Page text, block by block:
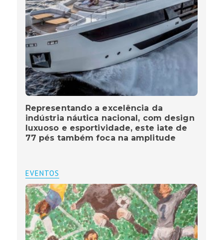
Representando a excelência da
indústria náutica nacional, com design
luxuoso e esportividade, este iate de
77 pés também foca na amplitude
EVENTOS